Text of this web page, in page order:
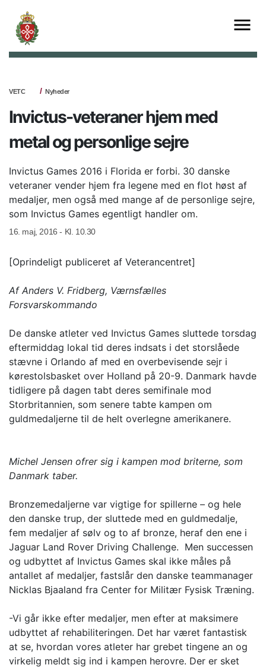
VETC Nyheder
Invictus-veteraner hjem med
metal og personlige sejre
Invictus Games 2016 i Florida er forbi. 30 danske
veteraner vender hjem fra legene med en flot høst af
medaljer, men også med mange af de personlige sejre,
som Invictus Games egentligt handler om.
16. maj, 2016 - Kl. 10.30
[Oprindeligt publiceret af Veterancentret]
Af Anders V. Fridberg, Værnsfælles
Forsvarskommando
De danske atleter ved Invictus Games sluttede torsdag
eftermiddag lokal tid deres indsats i det storslåede
stævne i Orlando af med en overbevisende sejr i
kørestolsbasket over Holland på 20-9. Danmark havde
tidligere på dagen tabt deres semifinale mod
Storbritannien, som senere tabte kampen om
guldmedaljerne til de helt overlegne amerikanere.
Michel Jensen ofrer sig i kampen mod briterne, som
Danmark taber.
Bronzemedaljerne var vigtige for spillerne – og hele
den danske trup, der sluttede med en guldmedalje,
fem medaljer af sølv og to af bronze, heraf den ene i
Jaguar Land Rover Driving Challenge. Men successen
og udbyttet af Invictus Games skal ikke måles på
antallet af medaljer, fastslår den danske teammanager
Nicklas Bjaaland fra Center for Militær Fysisk Træning.
-Vi går ikke efter medaljer, men efter at maksimere
udbyttet af rehabiliteringen. Det har været fantastisk
at se, hvordan vores atleter har grebet tingene an og
virkelig meldt sig ind i kampen herovre. Der er sket